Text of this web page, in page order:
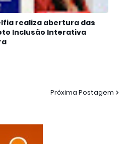
realiza abertura das
Inclusão Interativa
Próxima Postagem